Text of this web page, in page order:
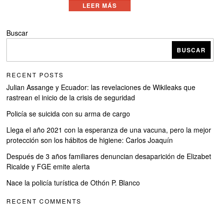
LEER MÁS
Buscar
BUSCAR
RECENT POSTS
Julian Assange y Ecuador: las revelaciones de Wikileaks que
rastrean el inicio de la crisis de seguridad
Policía se suicida con su arma de cargo
Llega el año 2021 con la esperanza de una vacuna, pero la mejor
protección son los hábitos de higiene: Carlos Joaquín
Después de 3 años familiares denuncian desaparición de Elizabet
Ricalde y FGE emite alerta
Nace la policía turística de Othón P. Blanco
RECENT COMMENTS